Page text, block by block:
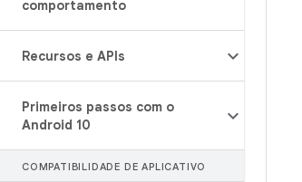
comportamento
Recursos e APIs
Primeiros passos com o
Android 10
COMPATIBILIDADE DE APLICATIVO